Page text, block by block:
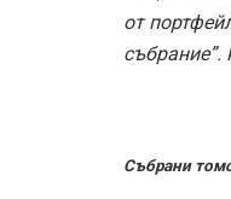
от
Събрани